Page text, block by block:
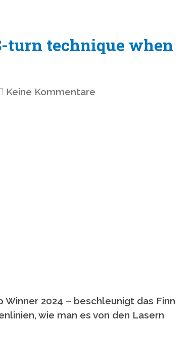
turn technique when
Keine Kommentare
Winner 2024 – beschleunigt das Finn
wie man es von den Lasern